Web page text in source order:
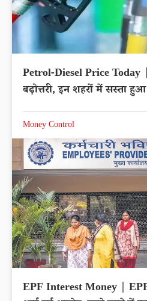
Petrol-Diesel Price
बढ़ोत्तरी, इन शहरों में सस्ता
Money Control
EPF Interest Money |